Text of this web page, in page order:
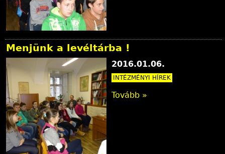
r
e
Menjünk a levéltárba !
2016.01.06.
INTÉZMÉNYI HÍREK
Tovább »